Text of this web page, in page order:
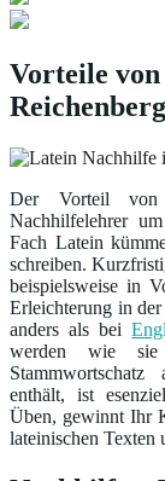
Vorteile
Der Vorteil
Nachhilfelehrer
Fach Latein
schreiben.
beispielsweise in
Erleichterung in der
anders als bei
werden wie sie
enthält, ist
Üben, gewinnt Ihr
lateinischen Texten